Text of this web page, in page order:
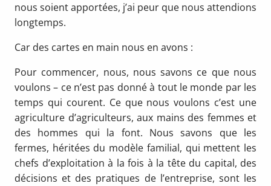
nous soient apportées, j’ai peur que nous attendions
longtemps.
Car des cartes en main nous en avons :
Pour commencer, nous, nous savons ce que nous
voulons – ce n’est pas donné à tout le monde par les
temps qui courent. Ce que nous voulons c’est une
agriculture d’agriculteurs, aux mains des femmes et
des hommes qui la font. Nous savons que les
fermes, héritées du modèle familial, qui mettent les
chefs d’exploitation à la fois à la tête du capital, des
décisions et des pratiques de l’entreprise, sont les